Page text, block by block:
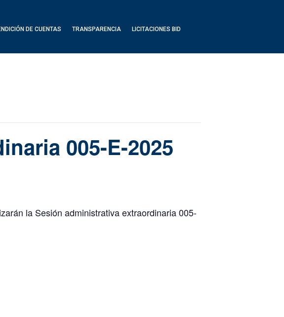
DE CUENTAS TRANSPARENCIA LICITACIONES BID
005-E-2025
la Sesión administrativa extraordinaria 005-